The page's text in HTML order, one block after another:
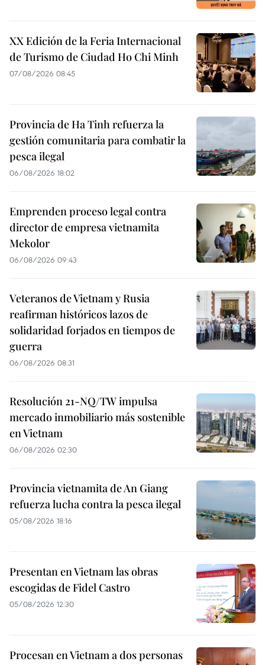
XX Edición de la Feria Internacional
de Turismo de Ciudad Ho Chi Minh
07/08/2026 08:45
Provincia de Ha Tinh refuerza la
gestión comunitaria para combatir la
pesca ilegal
06/08/2026 18:02
Emprenden proceso legal contra
director de empresa vietnamita
Mekolor
06/08/2026 09:43
Veteranos de Vietnam y Rusia
reafirman históricos lazos de
solidaridad forjados en tiempos de
guerra
06/08/2026 08:31
Resolución 21-NQ/TW impulsa
mercado inmobiliario más sostenible
en Vietnam
06/08/2026 02:30
Provincia vietnamita de An Giang
refuerza lucha contra la pesca ilegal
05/08/2026 18:16
Presentan en Vietnam las obras
escogidas de Fidel Castro
05/08/2026 12:30
Procesan en Vietnam a dos personas